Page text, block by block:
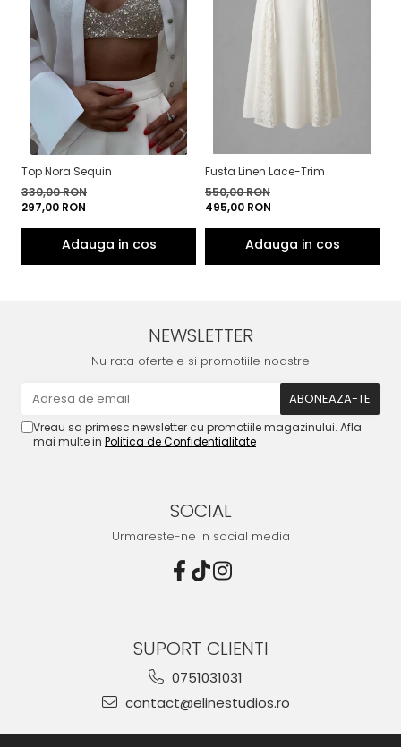
Top Nora Sequin
330,00 RON
297,00 RON
Fusta Linen Lace-Trim
550,00 RON
495,00 RON
NEWSLETTER
Nu rata ofertele si promotiile noastre
Vreau sa primesc newsletter cu promotiile magazinului. Afla
mai multe in Politica de Confidentialitate
SOCIAL
Urmareste-ne in social media
SUPORT CLIENTI
0751031031
contact@elinestudios.ro